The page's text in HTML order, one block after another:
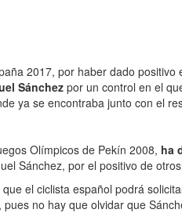
2017, por haber dado
Sánchezpor un control en el
ya se encontraba junto con el
Olímpicos de Pekín 2008, ha
Sánchez, por el positivo de
el ciclista español podrá
no hay que olvidar que